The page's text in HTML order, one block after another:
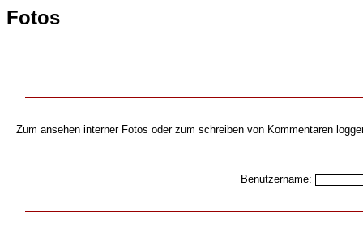
Fotos
Zum ansehen interner Fotos oder zum schreiben von Kommentaren
Benutzername: